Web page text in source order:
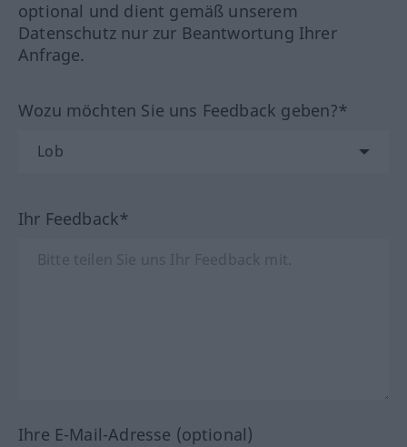
optional und dient gemäß unserem
Datenschutz nur zur Beantwortung Ihrer
Anfrage.
Wozu möchten Sie uns Feedback geben?*
Ihr Feedback*
Ihre E-Mail-Adresse (optional)